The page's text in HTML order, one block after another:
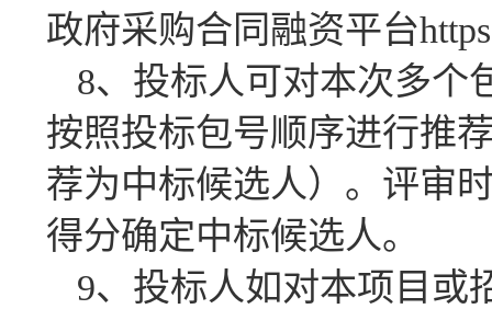
政府采购合同融资平台
8、投标人可对本次多个
按照投标包号顺序进行推
荐为中标候选人）。评审
得分确定中标候选人。
9、投标人如对本项目或